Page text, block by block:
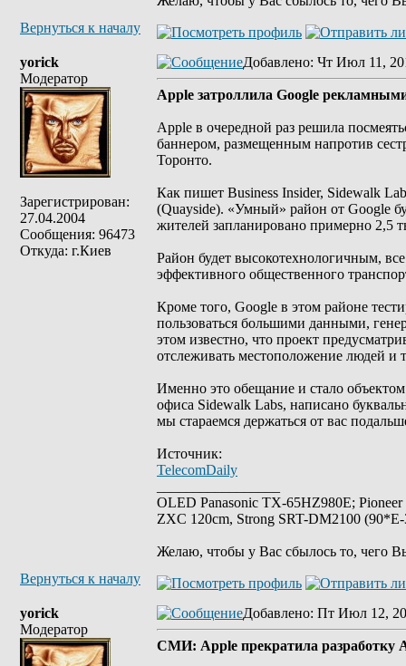
Вернуться к началу
yorick
Модератор
Зарегистрирован:
27.04.2004
Сообщения: 96473
Откуда: г.Киев
Добавлено: Чт Июл 11,
Apple затроллила Google
Apple в очередной раз решила
баннером, размещенным напротив
Торонто.
Как пишет Business Insider, Sidewalk
(Quayside). «Умный» район от Google
жителей запланировано примерно 2,5
Район будет высокотехнологичным,
эффективного общественного
Кроме того, Google в этом районе
пользоваться большими данными,
этом известно, что проект
отслеживать местоположение людей и
Именно это обещание и стало
офиса Sidewalk Labs, написано
мы стараемся держаться от вас
Источник:
TelecomDaily
OLED Panasonic TX-65HZ980E;
ZXC 120cm, Strong SRT-DM2100
Желаю, чтобы у Вас сбылось то, чего
Вернуться к началу
yorick
Модератор
Добавлено: Пт Июл 12,
СМИ: Apple прекратила разработку